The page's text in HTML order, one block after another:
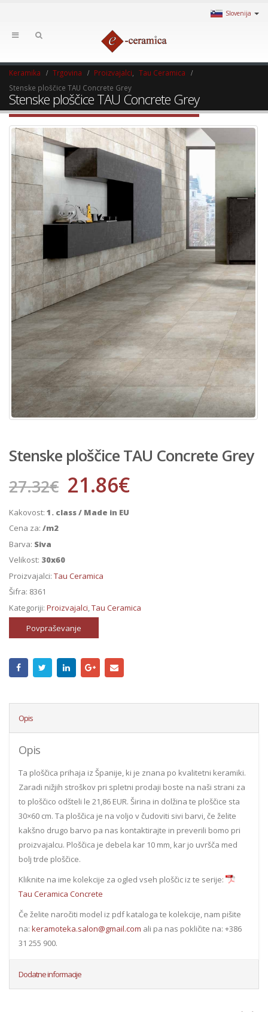
Slovenija
Keramika Trgovina Proizvajalci
Tau Ceramica
Stenske ploščice TAU Concrete Grey
Stenske ploščice TAU Concrete Grey
Stenske ploščice TAU Concrete Grey
27.32€ 21.86€
Kakovost: 1. class / Made in EU
Cena za: /m2
Barva: Siva
Velikost: 30x60
Proizvajalci: Tau Ceramica
Šifra: 8361
Kategoriji: Proizvajalci,Tau Ceramica
Povpraševanje
Opis
Opis
Ta ploščica prihaja iz Španije, ki je znana po kvalitetni keramiki.
Zaradi nižjih stroškov pri spletni prodaji boste na naši strani za
to ploščico odšteli le 21,86 EUR. Širina in dolžina te ploščice sta
30×60 cm. Ta ploščica je na voljo v čudoviti sivi barvi, če želite
kakšno drugo barvo pa nas kontaktirajte in preverili bomo pri
proizvajalcu. Ploščica je debela kar 10 mm, kar jo uvršča med
bolj trde ploščice.
Kliknite na ime kolekcije za ogled vseh ploščic iz te serije:
Tau Ceramica Concrete
Če želite naročiti model iz pdf kataloga te kolekcije, nam pišite
na: keramoteka.salon@gmail.com ali pa nas pokličite na: +386
31 255 900.
Dodatne informacije